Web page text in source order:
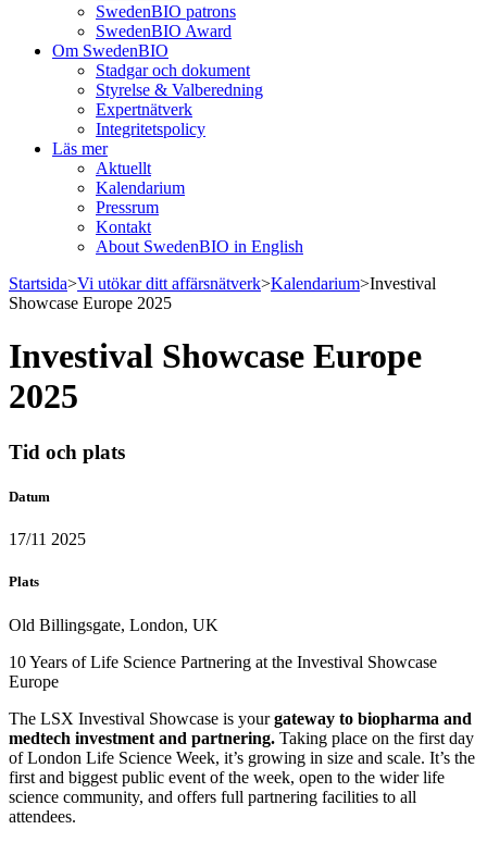
SwedenBIO patrons
SwedenBIO Award
Om SwedenBIO
Stadgar och dokument
Styrelse & Valberedning
Expertnätverk
Integritetspolicy
Läs mer
Aktuellt
Kalendarium
Pressrum
Kontakt
About SwedenBIO in English
Startsida>Vi utökar ditt affärsnätverk>Kalendarium>Investival
Showcase Europe 2025
Investival Showcase Europe
2025
Tid och plats
Datum
17/11 2025
Plats
Old Billingsgate, London, UK
10 Years of Life Science Partnering at the Investival Showcase
Europe
The LSX Investival Showcase is yourgateway to biopharma and
medtech investment and partnering. Taking place on the first day
of London Life Science Week, it’s growing in size and scale. It’s the
first and biggest public event of the week, open to the wider life
science community, and offers full partnering facilities to all
attendees.